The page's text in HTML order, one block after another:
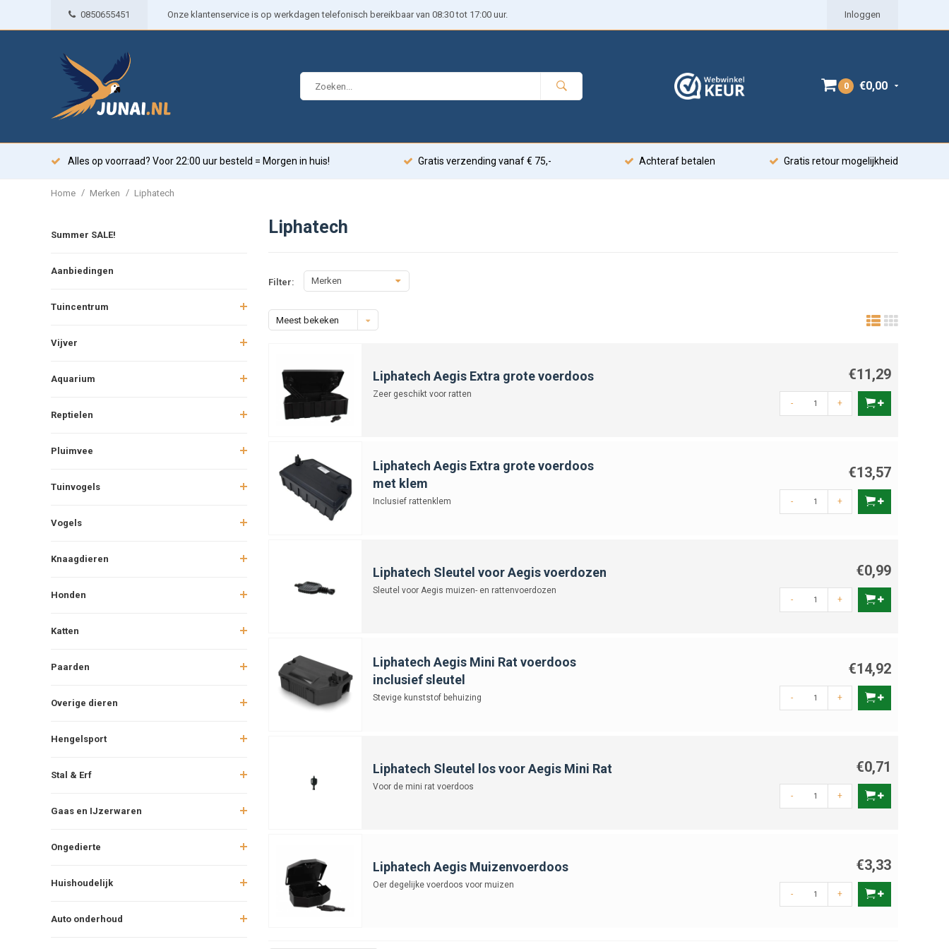
0850655451 Onze klantenservice is op werkdagen telefonisch bereikbaar van 08:30 tot 17:00 uur. Inloggen
0 €0,00
Alles op voorraad? Voor 22:00 uur besteld = Morgen in huis! Gratis verzending vanaf € 75,- Achteraf betalen Gratis retour mogelijkheid
Home / Merken / Liphatech
Summer SALE!
Aanbiedingen
Tuincentrum
Vijver
Aquarium
Reptielen
Pluimvee
Tuinvogels
Vogels
Knaagdieren
Honden
Katten
Paarden
Overige dieren
Hengelsport
Stal & Erf
Gaas en IJzerwaren
Ongedierte
Huishoudelijk
Auto onderhoud
Liphatech
Filter: Merken
Meest bekeken
Liphatech Aegis Extra grote voerdoos
Zeer geschikt voor ratten
€11,29
- +
Liphatech Aegis Extra grote voerdoos
met klem
Inclusief rattenklem
€13,57
- +
Liphatech Sleutel voor Aegis voerdozen
Sleutel voor Aegis muizen- en rattenvoerdozen
€0,99
- +
Liphatech Aegis Mini Rat voerdoos
inclusief sleutel
Stevige kunststof behuizing
€14,92
- +
Liphatech Sleutel los voor Aegis Mini Rat
Voor de mini rat voerdoos
€0,71
- +
Liphatech Aegis Muizenvoerdoos
Oer degelijke voerdoos voor muizen
€3,33
- +